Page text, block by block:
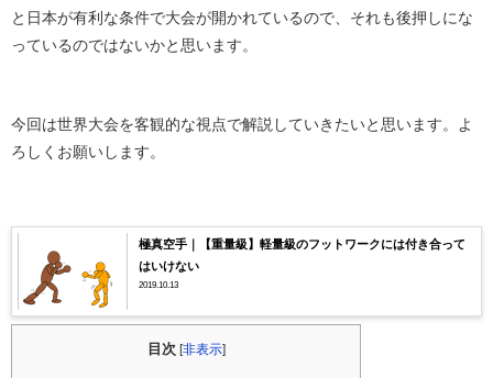
と日本が有利な条件で大会が開かれているので、それも後押しにな
っているのではないかと思います。
今回は世界大会を客観的な視点で解説していきたいと思います。よ
ろしくお願いします。
極真空手｜【重量級】軽量級のフットワークには付き合って
はいけない
2019.10.13
目次 [非表示]